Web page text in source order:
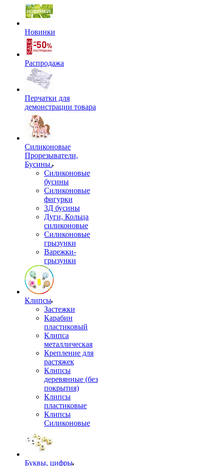
Новинки
Распродажа
Перчатки для
демонстрации товара
Силиконовые
Прорезыватели,
Бусины.
Силиконовые
бусины
Силиконовые
фигурки
3Д бусины
Дуги, Кольца
силиконовые
Силиконовые
грызунки
Варежки-
грызунки
Клипсы
Застежки
Карабин
пластиковый
Клипса
металлическая
Крепление для
растяжек
Клипсы
деревянные (без
покрытия)
Клипсы
пластиковые
Клипсы
Силиконовые
Буквы, цифры